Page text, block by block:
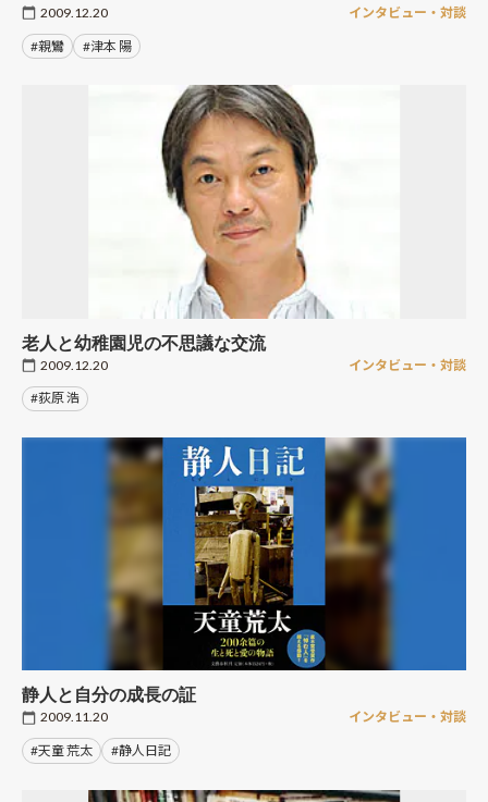
2009.12.20 インタビュー・対談
#親鸞 #津本 陽
老人と幼稚園児の不思議な交流
2009.12.20 インタビュー・対談
#荻原 浩
静人と自分の成長の証
2009.11.20 インタビュー・対談
#天童 荒太 #静人日記